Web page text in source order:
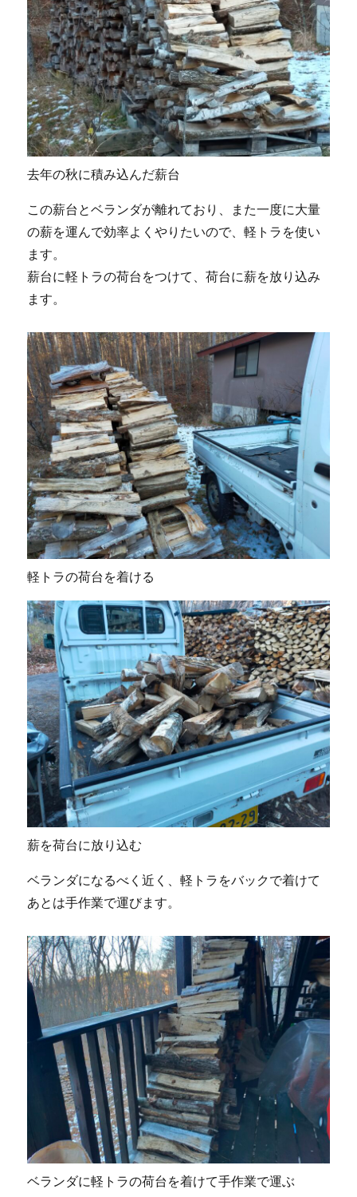
去年の秋に積み込んだ薪台
この薪台とベランダが離れており、また一度に大量
の薪を運んで効率よくやりたいので、軽トラを使い
ます。
薪台に軽トラの荷台をつけて、荷台に薪を放り込み
ます。
軽トラの荷台を着ける
薪を荷台に放り込む
ベランダになるべく近く、軽トラをバックで着けて
あとは手作業で運びます。
ベランダに軽トラの荷台を着けて手作業で運ぶ